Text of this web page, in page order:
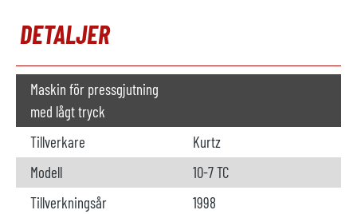
DETALJER
Maskin för pressgjutning
med lågt tryck
Tillverkare
Kurtz
Modell
10-7 TC
Tillverkningsår
1998